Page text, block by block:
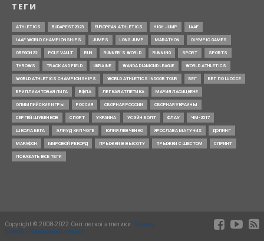
ТЕГИ
ATHLETICS BUDAPEST2023 EUROPEAN ATHLETICS HIGH JUMP IAAF
IAAF WORLD CHAMPIONSHIPS JUMPS LONG JUMP MARATHON OLYMPIC GAMES
OREGON22 POLE VAULT RUN RUNNER’S WORLD RUNNING SPORT SPORTS
THROWS TRACK AND FIELD UKRAINE WANDA DIAMOND LEAGUE WORLD ATHLETICS
WORLD ATHLETICS CHAMPIONSHIPS WORLD ATHLETICS INDOOR TOUR БЕГ БЕГ ПО ШОССЕ
БРИЛЛИАНТОВАЯ ЛИГА ВФЛА ЛЕГКАЯ АТЛЕТИКА МАРИЯ ЛАСИЦКЕНЕ
ОЛИМПИЙСКИЕ ИГРЫ РОССИЯ СБОРНАЯ РОССИИ СБОРНАЯ УКРАИНЫ
СЕРГЕЙ ШУБЕНКОВ СПОРТ УКРАИНА УСЭЙН БОЛТ ФЛАУ ЧМ-2017
ШКОЛА БЕГА ЭЛИУД КИПЧОГЕ ЮЛИЯ ЛЕВЧЕНКО ЯРОСЛАВА МАГУЧИХ ДОПИНГ
МАРАФОН МИРОВОЙ РЕКОРД ПРЫЖКИ В ВЫСОТУ ПРЫЖКИ С ШЕСТОМ СПРИНТ
ПОКАЗАТЬ ВСЕ ТЕГИ
Copyright © 2008-2022 Світ легкої атлетики. Timing
Events - Квитковий сервіс